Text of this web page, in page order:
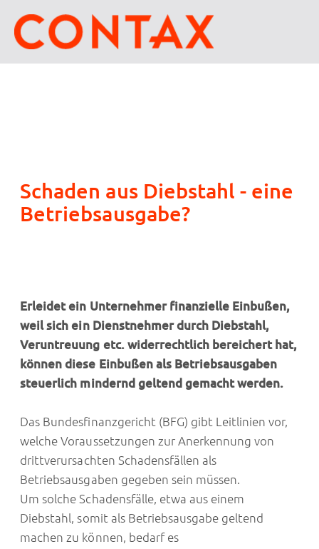
Schaden aus Diebstahl - eine
Betriebsausgabe?
Erleidet ein Unternehmer finanzielle Einbußen,
weil sich ein Dienstnehmer durch Diebstahl,
Veruntreuung etc. widerrechtlich bereichert hat,
können diese Einbußen als Betriebsausgaben
steuerlich mindernd geltend gemacht werden.
Das Bundesfinanzgericht (BFG) gibt Leitlinien vor,
welche Voraussetzungen zur Anerkennung von
drittverursachten Schadensfällen als
Betriebsausgaben gegeben sein müssen.
Um solche Schadensfälle, etwa aus einem
Diebstahl, somit als Betriebsausgabe geltend
machen zu können, bedarf es